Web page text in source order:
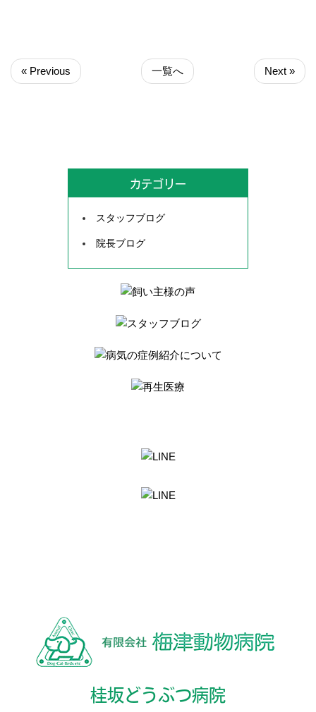
« Previous 一覧へ Next »
カテゴリー
スタッフブログ
院長ブログ
桂坂どうぶつ病院